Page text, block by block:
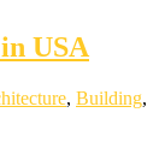
USA
, Building,